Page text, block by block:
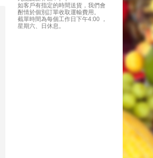
如客戶有指定的時間送貨，我們會
酎情於個別訂單收取運輸費用。
截單時間為每個工作日下午4:00 ，
星期六、日休息。